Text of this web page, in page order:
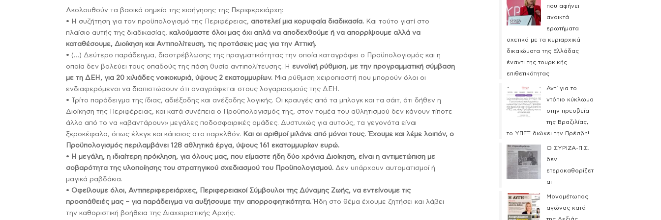
Ακολουθούν τα βασικά σημεία της εισήγησης της Περιφερειάρχη:
• Η συζήτηση για τον προϋπολογισμό της Περιφέρειας, αποτελεί μια κορυφαία διαδικασία. Και τούτο γιατί στο
πλαίσιο αυτής της διαδικασίας,καλούμαστε όλοι μας όχι απλά να αποδεχθούμε ή να απορρίψουμε αλλά να
καταθέσουμε, Διοίκηση και Αντιπολίτευση, τις προτάσεις μας για την Αττική.
• (…) Δεύτερο παράδειγμα, διαστρέβλωσης της πραγματικότητας την οποία καταγράφει ο Προϋπολογισμός και η
οποία δεν βολεύει τους οπαδούς της πάση θυσία αντιπολίτευσης. Η ευνοϊκή ρύθμιση, με την προγραμματική σύμβαση
με τη ΔΕΗ, για 20 χιλιάδες νοικοκυριά, ύψους 2 εκατομμυρίων. Μια ρύθμιση χειροπιαστή που μπορούν όλοι οι
ενδιαφερόμενοι να διαπιστώσουν ότι αναγράφεται στους λογαριασμούς της ΔΕΗ.
• Τρίτο παράδειγμα της ίδιας, αδιέξοδης και ανέξοδης λογικής. Οι κραυγές από τα μπλογκ και τα σάιτ, ότι δήθεν η
Διοίκηση της Περιφέρειας, και κατά συνέπεια ο Προϋπολογισμός της, στον τομέα του αθλητισμού δεν κάνουν τίποτε
άλλο από το να «αβαντάρουν» μεγάλες ποδοσφαιρικές ομάδες. Δυστυχώς για αυτούς, τα γεγονότα είναι
ξεροκέφαλα, όπως έλεγε και κάποιος στο παρελθόν. Και οι αριθμοί μιλάνε από μόνοι τους. Έχουμε και λέμε λοιπόν, ο
Προϋπολογισμός περιλαμβάνει 128 αθλητικά έργα, ύψους 161 εκατομμυρίων ευρώ.
• Η μεγάλη, η ιδιαίτερη πρόκληση, για όλους μας, που είμαστε ήδη δύο χρόνια Διοίκηση, είναι η αντιμετώπιση με
σοβαρότητα της υλοποίησης του στρατηγικού σχεδιασμού του Προϋπολογισμού. Δεν υπάρχουν αυτοματισμοί ή
μαγικά ραβδάκια.
• Οφείλουμε όλοι, Αντιπεριφερειάρχες, Περιφερειακοί Σύμβουλοι της Δύναμης Ζωής, να εντείνουμε τις
προσπάθειές μας – για παράδειγμα να αυξήσουμε την απορροφητικότητα. Ήδη στο θέμα έχουμε ζητήσει και λάβει
την καθοριστική βοήθεια της Διαχειριστικής Αρχής.
που αφήνει
ανοικτά
ερωτήματα
σχετικά με τα κυριαρχικά
δικαιώματα της Ελλάδας
έναντι της τουρκικής
επιθετικότητας
Αντί για το
ντόπιο κύκλωμα
στην πρεσβεία
της Βραζιλίας,
το ΥΠΕΞ διώκει την Πρέσβη!
Ο ΣΥΡΙΖΑ-Π.Σ.
δεν
ετεροκαθορίζετ
αι
Μονομέτωπος
αγώνας κατά